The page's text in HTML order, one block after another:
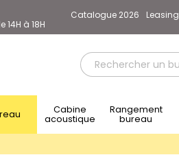
à 18H
Catalogue 2026 Leasing
Cabine
acoustique
Rangement
bureau